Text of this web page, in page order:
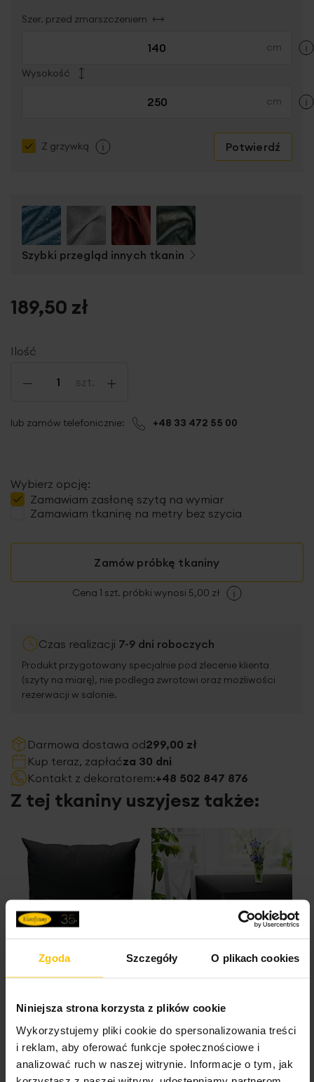
Zgoda Szczegóły O plikach cookies
Niniejsza strona korzysta z plików cookie
Wykorzystujemy pliki cookie do spersonalizowania treści
i reklam, aby oferować funkcje społecznościowe i
analizować ruch w naszej witrynie. Informacje o tym, jak
Szer. przed zmarszczeniem
Wysokość
Z grzywką Potwierdź
Szybki przegląd innych tkanin
189,50 zł
Ilość
- szt. +
lub zamów telefonicznie: +48 33 472 55 00
Wybierz opcję:
Zamawiam zasłonę szytą na wymiar
Zamawiam tkaninę na metry bez szycia
Zamów próbkę tkaniny
Cena 1 szt. próbki wynosi 5,00 zł
Czas realizacji 7-9 dni roboczych
Produkt przygotowany specjalnie pod zlecenie klienta
(szyty na miarę), nie podlega zwrotowi oraz możliwości
rezerwacji w salonie.
Darmowa dostawa od299,00 zł
Kup teraz, zapłaćza 30 dni
Kontakt z dekoratorem:+48 502 847 876
Z tej tkaniny uszyjesz także:
wymiar
wymiar